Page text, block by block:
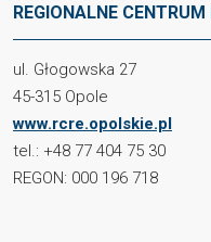
REGIONALNE
ul. Głogowska 27
45-315 Opole
www.rcre.opolskie.pl
tel.: +48 77 404 75 30
REGON: 000 196 718